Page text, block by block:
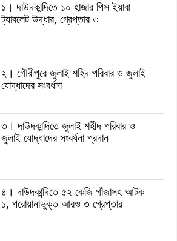
১। দাউদকান্দিতে ১০ হাজার পিস ইয়াবা
ট্যাবলেট উদ্ধার, গ্রেপ্তার ৩
২। গৌরীপুরে জুলাই শহিদ পরিবার ও জুলাই
যোদ্ধাদের সংবর্ধনা
৩। দাউদকান্দিতে জুলাই শহীদ পরিবার ও
জুলাই যোদ্ধাদের সংবর্ধনা প্রদান
৪। দাউদকান্দিতে ৫২ কেজি গাঁজাসহ আটক
১, পরোয়ানাভুক্ত আরও ৩ গ্রেপ্তার